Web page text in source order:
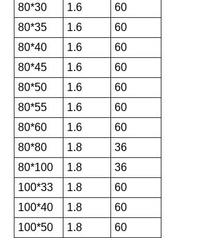
80*30
1.6
60
80*35
1.6
60
80*40
1.6
60
80*45
1.6
60
80*50
1.6
60
80*55
1.6
60
80*60
1.6
60
80*80
1.8
36
80*100
1.8
36
100*33
1.8
60
100*40
1.8
60
100*50
1.8
60